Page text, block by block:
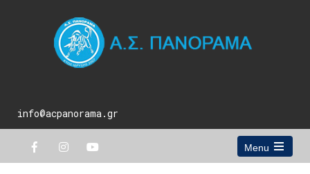
info@acpanorama.gr
Menu
Open